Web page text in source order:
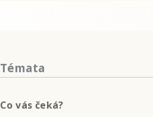
Témata
Co vás čeká?